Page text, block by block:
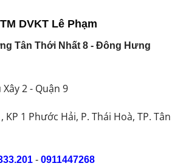
DVKT Lê Phạm
Tân Thới Nhất 8 - Đông Hưng
Xây 2 - Quận 9
KP 1 Phước Hải, P. Thái Hoà, TP. Tân
- 0911447268